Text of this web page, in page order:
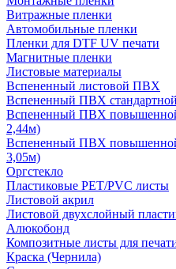
Витражные пленки
Автомобильные пленки
Пленки для DTF UV печати
Магнитные пленки
Листовые материалы
Вспененный листовой ПВХ
Вспененный ПВХ
Вспененный ПВХ
2,44м)
Вспененный ПВХ
3,05м)
Оргстекло
Пластиковые PET/PVC листы
Листовой акрил
Листовой двухслойный
Алюкобонд
Композитные листы для
Краска (Чернила)